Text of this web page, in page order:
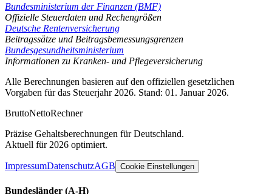
Bundesministerium der Finanzen (BMF)
Offizielle Steuerdaten und Rechengrößen
Deutsche Rentenversicherung
Beitragssätze und Beitragsbemessungsgrenzen
Bundesgesundheitsministerium
Informationen zu Kranken- und Pflegeversicherung
Alle Berechnungen basieren auf den offiziellen gesetzlichen
Vorgaben für das Steuerjahr 2026. Stand: 01. Januar 2026.
BruttoNettoRechner
Präzise Gehaltsberechnungen für Deutschland.
Aktuell für 2026 optimiert.
ImpressumDatenschutzAGB Cookie Einstellungen
Bundesländer (A-H)